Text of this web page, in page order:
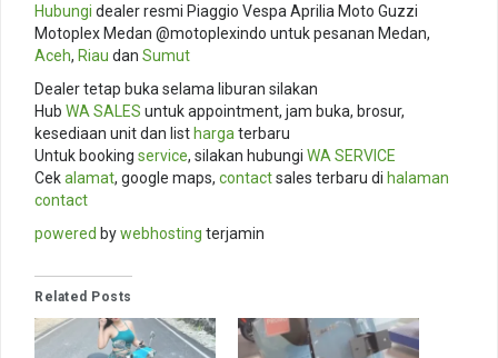
Hubungi dealer resmi Piaggio Vespa Aprilia Moto Guzzi
Motoplex Medan @motoplexindo untuk pesanan Medan,
Aceh, Riau dan Sumut
Dealer tetap buka selama liburan silakan
Hub WA SALES untuk appointment, jam buka, brosur,
kesediaan unit dan list harga terbaru
Untuk booking service, silakan hubungi WA SERVICE
Cekalamat, google maps, contactsales terbaru di halaman
contact
powered bywebhosting terjamin
Related Posts